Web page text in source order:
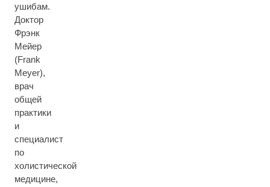
ушибам.
Доктор
Фрэнк
Мейер
(Frank
Meyer),
врач
общей
практики
и
специалист
по
холистической
медицине,